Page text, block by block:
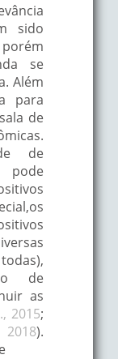
sido
se
Além
para
de
de
pode
de
as
2015;
).